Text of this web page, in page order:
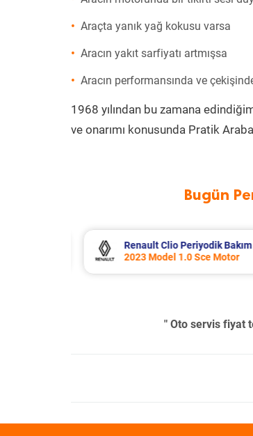
Araçta yanık yağ kokusu varsa
Aracın yakıt sarfiyatı artmışsa
Aracın performansında ve
1968 yılından bu zamana
ve onarımı konusunda Pratik
Bugün
Fiat Fiorino
2011 Model
" Oto servis fiyat